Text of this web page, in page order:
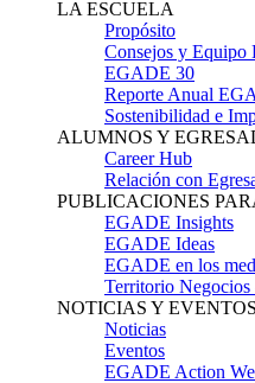
LA ESCUELA
Propósito
Consejos y Equipo
EGADE 30
Reporte Anual
Sostenibilidad e
ALUMNOS Y
Career Hub
Relación con
PUBLICACIONES
EGADE Insights
EGADE Ideas
EGADE en los
Territorio Negocios
NOTICIAS Y EVENTOS
Noticias
Eventos
EGADE Action